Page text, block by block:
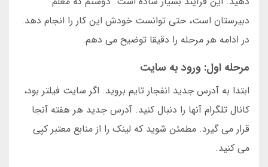
دبیرستان است، حتی توانست خودش این کار را انجام دهد.
در ادامه هر مرحله را دقیقا توضیح می دهم.
مرحله اول: ورود به سایت
ابتدا به آدرس جدید انفجار تایم بروید. اگر سایت فیلتر بود،
کانال تلگرام آنها را دنبال کنید. آدرس جدید هر هفته آنجا
قرار می گیرد. مطمئن شوید که لینک را از منابع معتبر کپی
می کنید.